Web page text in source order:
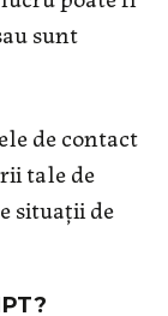
sunt
de contact
tale de
situații de